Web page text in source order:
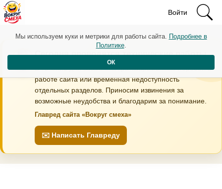
Войти
Сегодня проводятся технические работы
В течение дня возможны кратковременные перебои в
работе сайта или временная недоступность
отдельных разделов. Приносим извинения за
возможные неудобства и благодарим за понимание.
Главред сайта «Вокруг смеха»
✉️ Написать Главреду
Мы используем куки и метрики для работы сайта. Подробнее в
Политике.
ОК